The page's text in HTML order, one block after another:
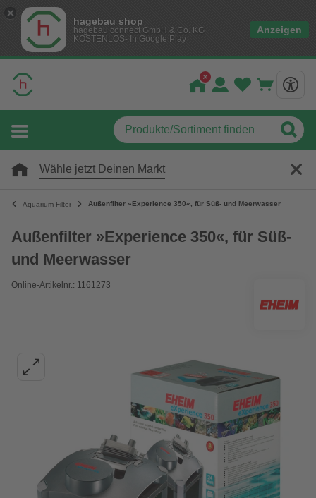
hagebau shop
hagebau connect GmbH & Co. KG
KOSTENLOS- In Google Play
Anzeigen
Wähle jetzt Deinen Markt
Aquarium Filter Außenfilter »Experience 350«, für Süß- und Meerwasser
Außenfilter »Experience 350«, für Süß-
und Meerwasser
Online-Artikelnr.: 1161273